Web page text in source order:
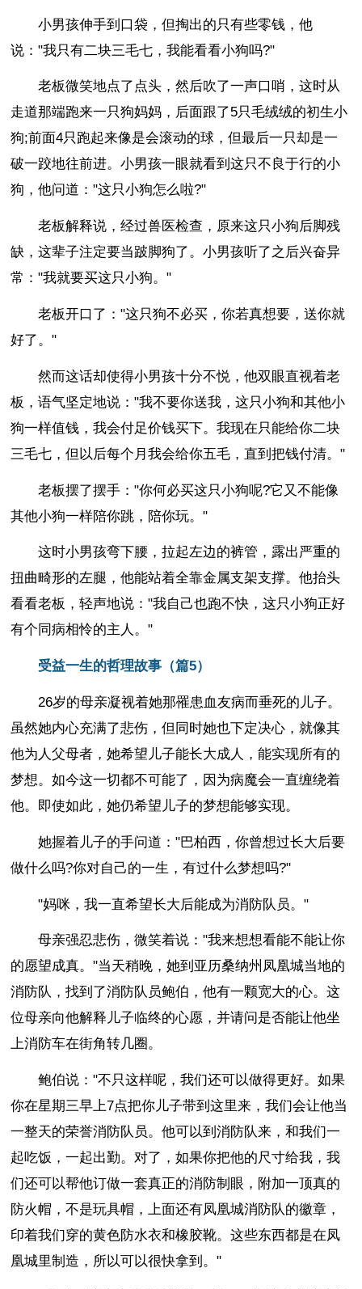
小男孩伸手到口袋，但掏出的只有些零钱，他
说："我只有二块三毛七，我能看看小狗吗?"
老板微笑地点了点头，然后吹了一声口哨，这时从
走道那端跑来一只狗妈妈，后面跟了5只毛绒绒的初生小
狗;前面4只跑起来像是会滚动的球，但最后一只却是一
破一跤地往前进。小男孩一眼就看到这只不良于行的小
狗，他问道："这只小狗怎么啦?"
老板解释说，经过兽医检查，原来这只小狗后脚残
缺，这辈子注定要当跛脚狗了。小男孩听了之后兴奋异
常："我就要买这只小狗。"
老板开口了："这只狗不必买，你若真想要，送你就
好了。"
然而这话却使得小男孩十分不悦，他双眼直视着老
板，语气坚定地说："我不要你送我，这只小狗和其他小
狗一样值钱，我会付足价钱买下。我现在只能给你二块
三毛七，但以后每个月我会给你五毛，直到把钱付清。"
老板摆了摆手："你何必买这只小狗呢?它又不能像
其他小狗一样陪你跳，陪你玩。"
这时小男孩弯下腰，拉起左边的裤管，露出严重的
扭曲畸形的左腿，他能站着全靠金属支架支撑。他抬头
看看老板，轻声地说："我自己也跑不快，这只小狗正好
有个同病相怜的主人。"
受益一生的哲理故事（篇5）
26岁的母亲凝视着她那罹患血友病而垂死的儿子。
虽然她内心充满了悲伤，但同时她也下定决心，就像其
他为人父母者，她希望儿子能长大成人，能实现所有的
梦想。如今这一切都不可能了，因为病魔会一直缠绕着
他。即使如此，她仍希望儿子的梦想能够实现。
她握着儿子的手问道："巴柏西，你曾想过长大后要
做什么吗?你对自己的一生，有过什么梦想吗?"
"妈咪，我一直希望长大后能成为消防队员。"
母亲强忍悲伤，微笑着说："我来想想看能不能让你
的愿望成真。"当天稍晚，她到亚历桑纳州凤凰城当地的
消防队，找到了消防队员鲍伯，他有一颗宽大的心。这
位母亲向他解释儿子临终的心愿，并请问是否能让他坐
上消防车在街角转几圈。
鲍伯说："不只这样呢，我们还可以做得更好。如果
你在星期三早上7点把你儿子带到这里来，我们会让他当
一整天的荣誉消防队员。他可以到消防队来，和我们一
起吃饭，一起出勤。对了，如果你把他的尺寸给我，我
们还可以帮他订做一套真正的消防制眼，附加一顶真的
防火帽，不是玩具帽，上面还有凤凰城消防队的徽章，
印着我们穿的黄色防水衣和橡胶靴。这些东西都是在凤
凰城里制造，所以可以很快拿到。"